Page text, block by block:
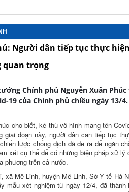
Người dân tiếp tục thực
quan trọng
Chính phủ Nguyễn Xuân
19 của Chính phủ chiều ngày 13/4.
cho biết, kẻ thù vô hình mang tên
giai đoạn này, người dân cần tiếp tục
lược chống dịch đã đề ra để ngăn
xét cụ thể để có những biện pháp xử
phương trên cả nước.
xã Mê Linh, huyện Mê Linh, Sở Y tế Hà
mẫu xét nghiệm từ ngày 12/4, đã